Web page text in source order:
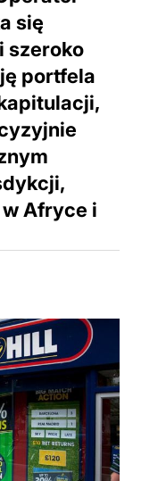
się
szeroko
portfela
Afryce i